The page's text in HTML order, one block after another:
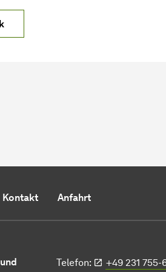
Kontakt Anfahrt
Telefon:
+49 231 755-